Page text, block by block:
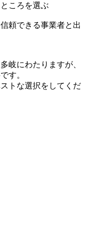
ころを選ぶ
頼できる事業者と出
岐にわたりますが、
す。
トな選択をしてくだ